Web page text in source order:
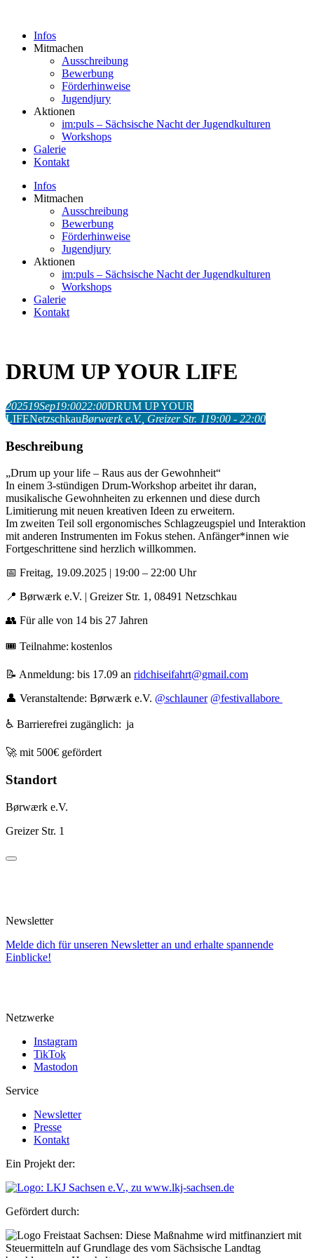
springenInfos
Mitmachen
Ausschreibung
Bewerbung
Förderhinweise
Jugendjury
Aktionen
im:puls – Sächsische Nacht der Jugendkulturen
Workshops
Galerie
Kontakt
Infos
Mitmachen
Ausschreibung
Bewerbung
Förderhinweise
Jugendjury
Aktionen
im:puls – Sächsische Nacht der Jugendkulturen
Workshops
Galerie
Kontakt
DRUM UP YOUR LIFE
202519Sep19:0022:00DRUM UP YOUR
LIFENetzschkauBørwærk e.V. , Greizer Str. 119:00 - 22:00
Beschreibung
„Drum up your life – Raus aus der Gewohnheit“
In einem 3-stündigen Drum-Workshop arbeitet ihr daran,
musikalische Gewohnheiten zu erkennen und diese durch
Limitierung mit neuen kreativen Ideen zu erweitern.
Im zweiten Teil soll ergonomisches Schlagzeugspiel und Interaktion
mit anderen Instrumenten im Fokus stehen. Anfänger*innen wie
Fortgeschrittene sind herzlich willkommen.
📅 Freitag, 19.09.2025 | 19:00 – 22:00 Uhr
📍 Børwærk e.V. | Greizer Str. 1, 08491 Netzschkau
👥 Für alle von 14 bis 27 Jahren
🎟️ Teilnahme: kostenlos
📝 Anmeldung: bis 17.09 an ridchiseifahrt@gmail.com
👤 Veranstaltende: Børwærk e.V. @schlauner @festivallabore
♿ Barrierefrei zugänglich: ja
🚀 mit 500€ gefördert
Standort
Børwærk e.V.
Greizer Str. 1
Newsletter
Melde dich für unseren Newsletter an und erhalte spannende
Einblicke!
Netzwerke
Instagram
TikTok
Mastodon
Service
Newsletter
Presse
Kontakt
Ein Projekt der:
Gefördert durch: